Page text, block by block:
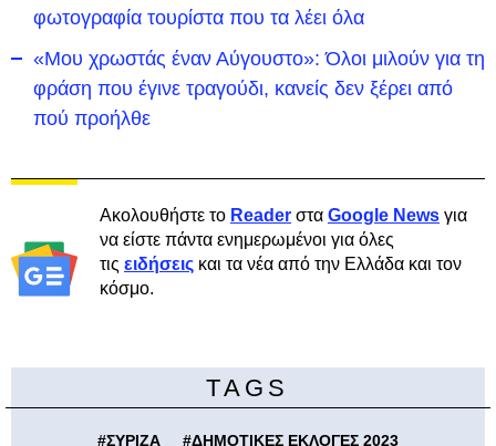
φωτογραφία τουρίστα που τα λέει όλα
«Μου χρωστάς έναν Αύγουστο»: Όλοι μιλούν για τη
φράση που έγινε τραγούδι, κανείς δεν ξέρει από
πού προήλθε
Ακολουθήστε το Reader στα Google News για
να είστε πάντα ενημερωμένοι για όλες
τις ειδήσεις και τα νέα από την Ελλάδα και τον
κόσμο.
TAGS
#ΣΥΡΙΖΑ #ΔΗΜΟΤΙΚΕΣ ΕΚΛΟΓΕΣ 2023